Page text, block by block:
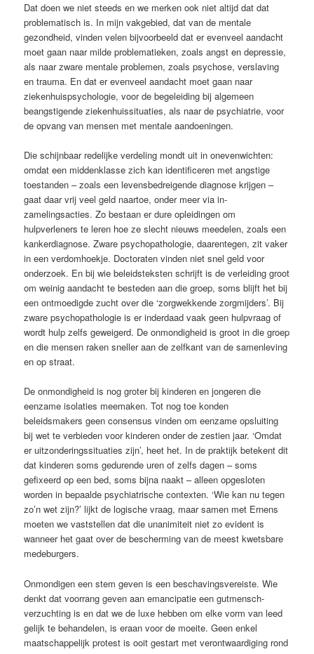
Dat doen we niet steeds en we merken ook niet altijd dat dat
problematisch is. In mijn vakgebied, dat van de mentale
gezondheid, vinden velen bijvoorbeeld dat er evenveel aandacht
moet gaan naar milde problematieken, zoals angst en depressie,
als naar zware mentale problemen, zoals psychose, verslaving
en trauma. En dat er evenveel aandacht moet gaan naar
ziekenhuispsychologie, voor de begeleiding bij algemeen
beangstigende ziekenhuissituaties, als naar de psychiatrie, voor
de opvang van mensen met mentale aandoeningen.
Die schijnbaar redelijke verdeling mondt uit in onevenwichten:
omdat een middenklasse zich kan identificeren met angstige
toestanden – zoals een levens­bedreigende diagnose krijgen –
gaat daar vrij veel geld naartoe, onder meer via in­
zamelingsacties. Zo bestaan er dure opleidingen om
hulpverleners te leren hoe ze slecht nieuws meedelen, zoals een
kankerdiagnose. Zware psychopathologie, daarentegen, zit vaker
in een verdomhoekje. Doctoraten vinden niet snel geld voor
onderzoek. En bij wie beleidsteksten schrijft is de verleiding groot
om weinig aandacht te besteden aan die groep, soms blijft het bij
een ontmoedigde zucht over die ‘zorgwekkende zorgmijders’. Bij
zware psychopathologie is er inderdaad vaak geen hulpvraag of
wordt hulp zelfs geweigerd. De onmondigheid is groot in die groep
en die mensen raken sneller aan de zelfkant van de samenleving
en op straat.
De onmondigheid is nog groter bij kinderen en jongeren die
eenzame isolaties meemaken. Tot nog toe konden
beleidsmakers geen consensus vinden om eenzame opsluiting
bij wet te verbieden voor kinderen onder de zestien jaar. ‘Omdat
er uitzonderingssituaties zijn’, heet het. In de praktijk betekent dit
dat kinderen soms gedurende uren of zelfs dagen – soms
gefixeerd op een bed, soms bijna naakt – alleen opgesloten
worden in bepaalde psychiatrische contexten. ‘Wie kan nu tegen
zo’n wet zijn?’ lijkt de logische vraag, maar samen met Ernens
moeten we vaststellen dat die unanimiteit niet zo evident is
wanneer het gaat over de bescherming van de meest kwetsbare
medeburgers.
Onmondigen een stem geven is een beschavingsvereiste. Wie
denkt dat voorrang geven aan emancipatie een gutmensch-
verzuchting is en dat we de luxe hebben om elke vorm van leed
gelijk te behandelen, is eraan voor de moeite. Geen enkel
maatschappelijk protest is ooit gestart met verontwaardiging rond